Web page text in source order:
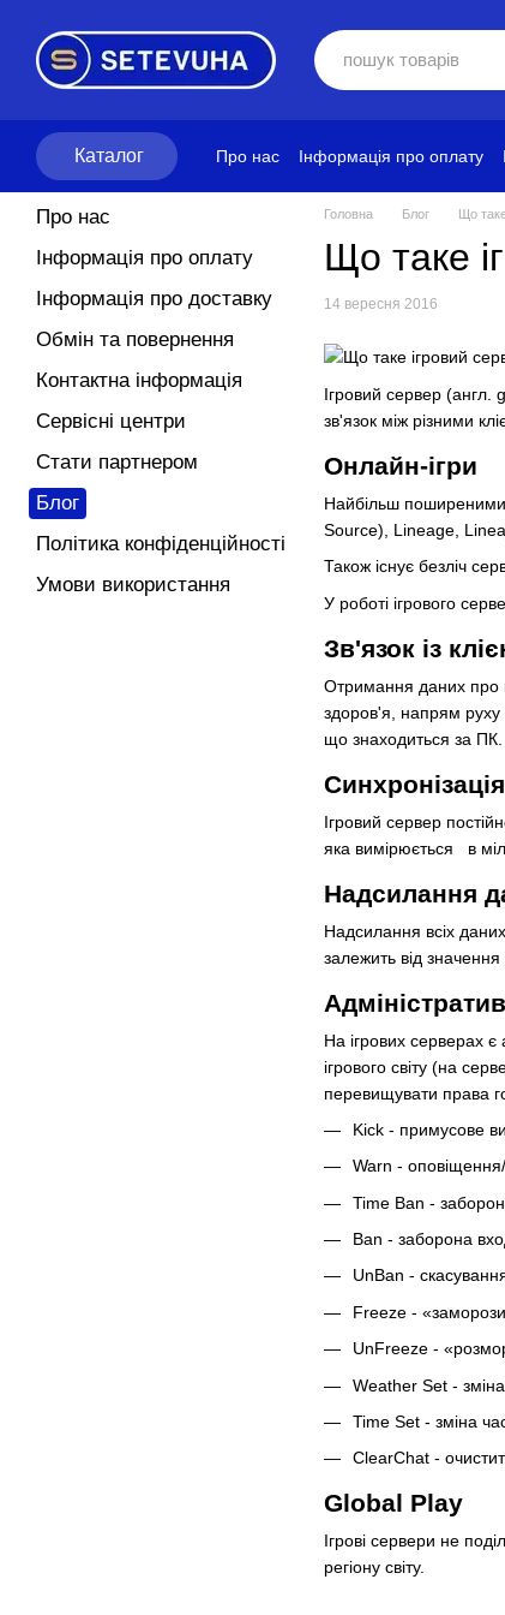
Каталог Про нас Інформація про оплату
Головна Блог Що
Що таке
14 вересня 2016
Ігровий сервер
зв'язок між різними
Онлайн-ігри
Найбільш
Source), Lineage
Також існує безліч
У роботі ігрового
Зв'язок із
Отримання даних про
здоров'я, напрям руху і
що знаходиться за ПК
Ігровий сервер
яка вимірюється
в
Надсилання
Надсилання всіх даних
залежить від
На ігрових серверах є
ігрового світу (на
перевищувати права
Kick - примусове
Warn -
Time Ban -
Ban - заборона
UnBan -
Freeze -
UnFreeze -
Weather Set -
Time Set - зміна
ClearChat -
Global Play
Ігрові сервери не
регіону світу.
Про нас
Інформація про оплату
Інформація про доставку
Обмін та повернення
Контактна інформація
Сервісні центри
Стати партнером
Блог
Політика конфіденційності
Умови використання